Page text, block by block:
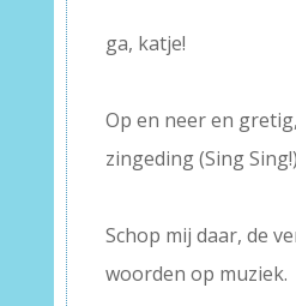
ga, katje!
Op en neer en
zingeding (Sing Sing!)
Schop mij daar, de
woorden op muziek.